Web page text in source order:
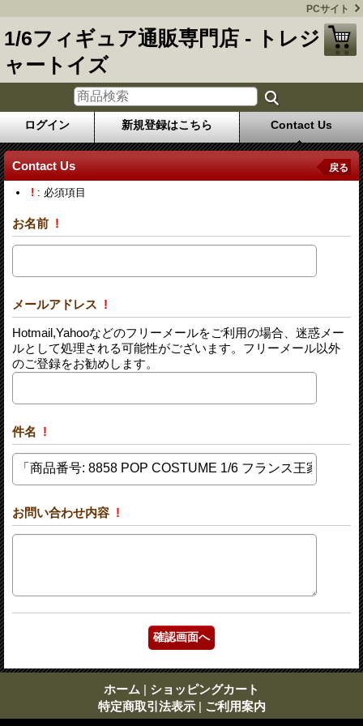
PCサイト
1/6フィギュア通販専門店 - トレジ
ャートイズ
ログイン 新規登録はこちら Contact Us
Contact Us 戻る
! : 必須項目
お名前 !
メールアドレス !
Hotmail,Yahooなどのフリーメールをご利用の場合、迷惑メー
ルとして処理される可能性がございます。フリーメール以外
のご登録をお勧めします。
件名 !
お問い合わせ内容 !
ホーム | ショッピングカート
特定商取引法表示 | ご利用案内